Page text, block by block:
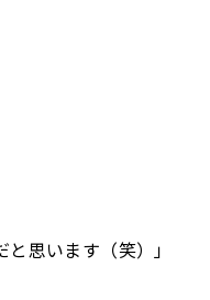
思います（笑）」